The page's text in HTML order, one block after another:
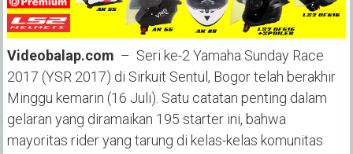
Videobalap.com – Seri ke-2 Yamaha Sunday Race
2017 (YSR 2017) di Sirkuit Sentul, Bogor telah berakhir
Minggu kemarin (16 Juli). Satu catatan penting dalam
gelaran yang diramaikan 195 starter ini, bahwa
mayoritas rider yang tarung di kelas-kelas komunitas